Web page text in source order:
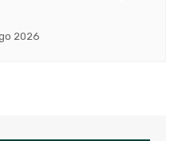
2026